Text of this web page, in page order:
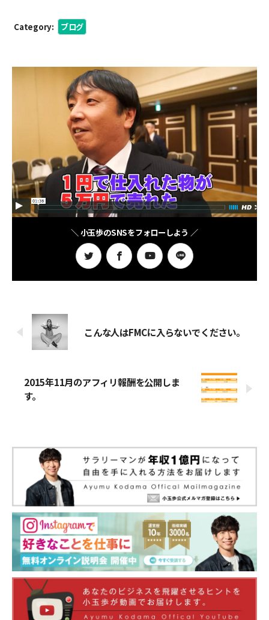
Category: ブログ
＼ 小玉歩のSNSをフォローしよう ／
こんな人はFMCに入らないでください。
2015年11月のアフィリ報酬を公開しま
す。